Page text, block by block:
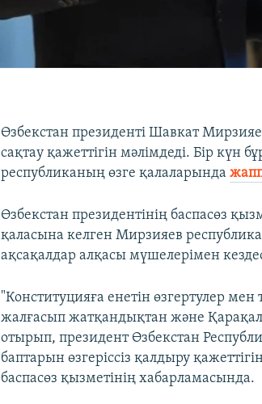
Өзбекстан президенті Шавкат
сақтау қажеттігін мәлімдеді. Бір күн
республиканың өзге қалаларында
Өзбекстан президентінің баспасөз
қаласына келген Мирзияев
ақсақалдар алқасы мүшелерімен
"Конституцияға енетін өзгертулер
жалғасып жатқандықтан және
отырып, президент Өзбекстан
баптарын өзгеріссіз қалдыру
баспасөз қызметінің хабарламасында.